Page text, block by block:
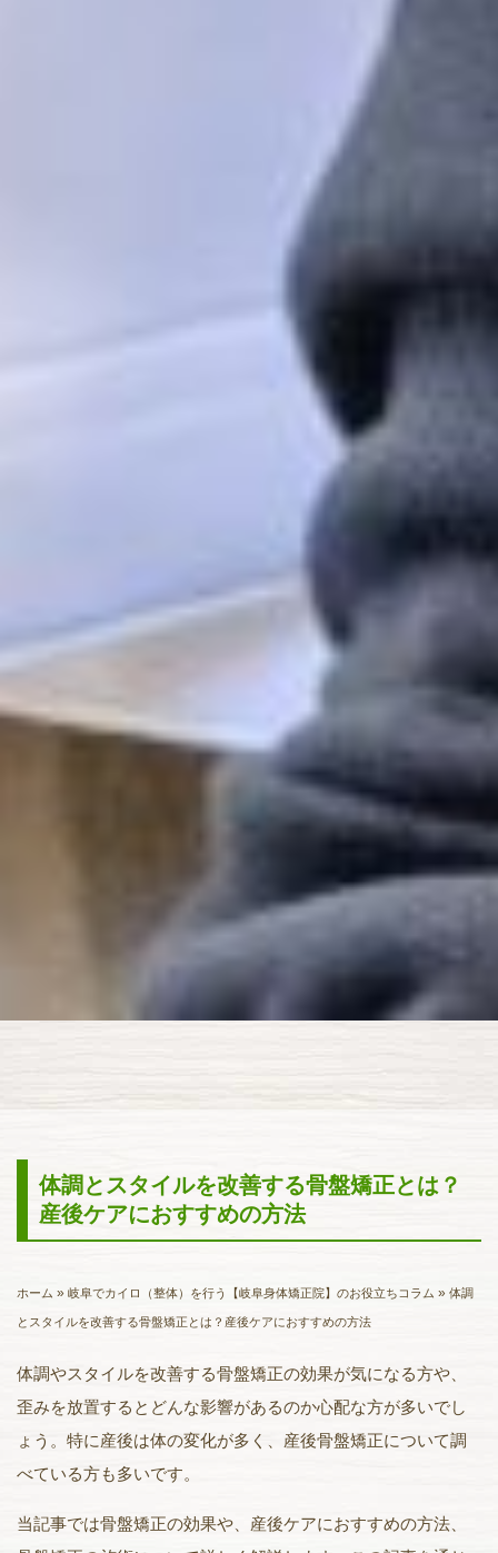
体調とスタイルを改善する骨盤矯正とは？
産後ケアにおすすめの方法
ホーム » 岐阜でカイロ（整体）を行う【岐阜身体矯正院】のお役立ちコラム » 体調
とスタイルを改善する骨盤矯正とは？産後ケアにおすすめの方法
体調やスタイルを改善する骨盤矯正の効果が気になる方や、
歪みを放置するとどんな影響があるのか心配な方が多いでし
ょう。特に産後は体の変化が多く、産後骨盤矯正について調
べている方も多いです。
当記事では骨盤矯正の効果や、産後ケアにおすすめの方法、